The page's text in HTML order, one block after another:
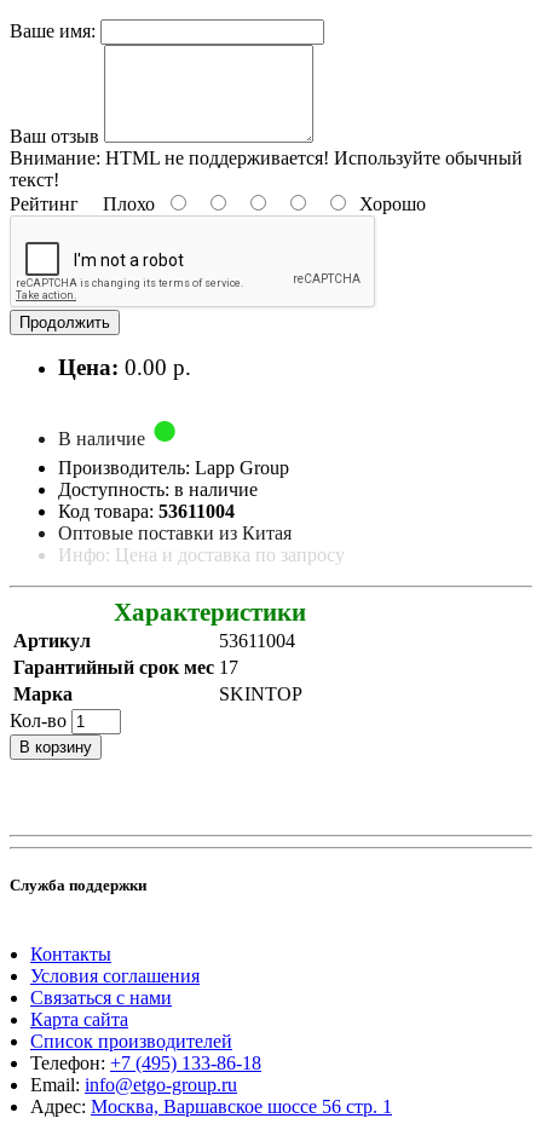
Ваше имя:
Ваш отзыв
Внимание: HTML не поддерживается! Используйте обычный
текст!
Рейтинг Плохо Хорошо
Продолжить
Цена: 0.00 р.
В наличие
Производитель: Lapp Group
Доступность: в наличие
Код товара: 53611004
Оптовые поставки из Китая
Инфо: Цена и доставка по запросу
Характеристики
Артикул
53611004
Гарантийный срок мес 17
Марка
SKINTOP
Кол-во
В корзину
Служба поддержки
Контакты
Условия соглашения
Связаться с нами
Карта сайта
Список производителей
Телефон: +7 (495) 133-86-18
Email: info@etgo-group.ru
Адрес: Москва, Варшавское шоссе 56 стр. 1